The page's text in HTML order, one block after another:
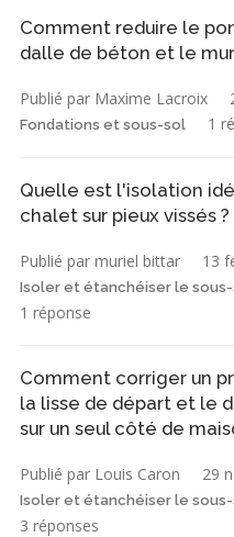
Comment reduire le
dalle de béton et le
Publié par Maxime Lacroix
Fondations et sous-sol 1
Quelle est l'isolation
chalet sur pieux vissés ?
Publié par muriel bittar 13
Isoler et étanchéiser le
1 réponse
Comment corriger un
la lisse de départ et le
sur un seul côté de
Publié par Louis Caron 29
Isoler et étanchéiser le
3 réponses